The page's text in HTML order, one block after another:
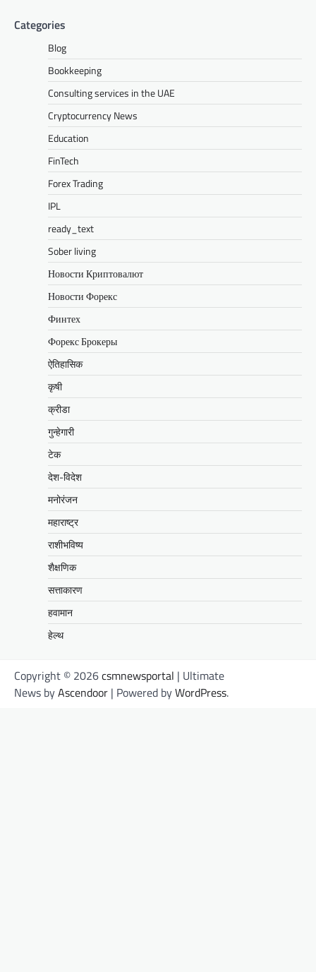
Categories
Blog
Bookkeeping
Consulting services in the UAE
Cryptocurrency News
Education
FinTech
Forex Trading
IPL
ready_text
Sober living
Новости Криптовалют
Новости Форекс
Финтех
Форекс Брокеры
ऐतिहासिक
कृषी
क्रीडा
गुन्हेगारी
टेक
देश-विदेश
मनोरंजन
महाराष्ट्र
राशीभविष्य
शैक्षणिक
सत्ताकारण
हवामान
हेल्थ
Copyright © 2026csmnewsportal | Ultimate
News byAscendoor | Powered byWordPress.